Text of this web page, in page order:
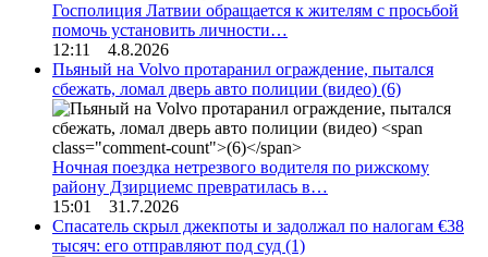
Госполиция Латвии обращается к жителям с просьбой
помочь установить личности…
12:11 4.8.2026
Пьяный на Volvo протаранил ограждение, пытался
сбежать, ломал дверь авто полиции (видео) (6)
Ночная поездка нетрезвого водителя по рижскому
району Дзирциемс превратилась в…
15:01 31.7.2026
Спасатель скрыл джекпоты и задолжал по налогам €38
тысяч: его отправляют под суд (1)